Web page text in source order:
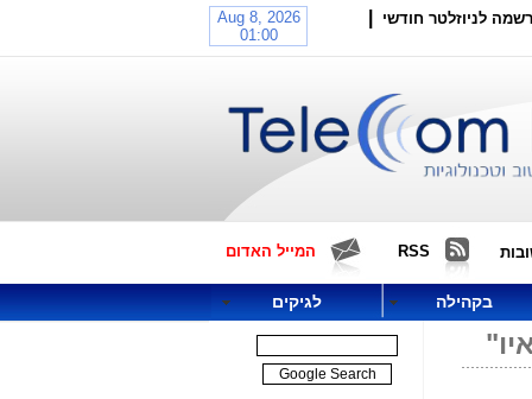
לניוזלטר חודשי
RSS המייל האדום
בקהילה לגיקים